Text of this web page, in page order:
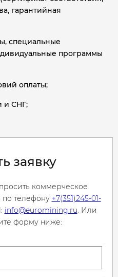
гарантийная
специальные
программы
оплаты;
и СНГ;
заявку
коммерческое
телефону +7(351)245-01-
info@euromining.ru. Или
форму ниже: